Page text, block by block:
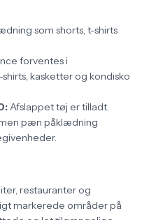
som shorts, t-shirts
forventes i
kasketter og kondisko
Afslappet tøj er tilladt.
pæn påklædning
restauranter og
markerede områder på